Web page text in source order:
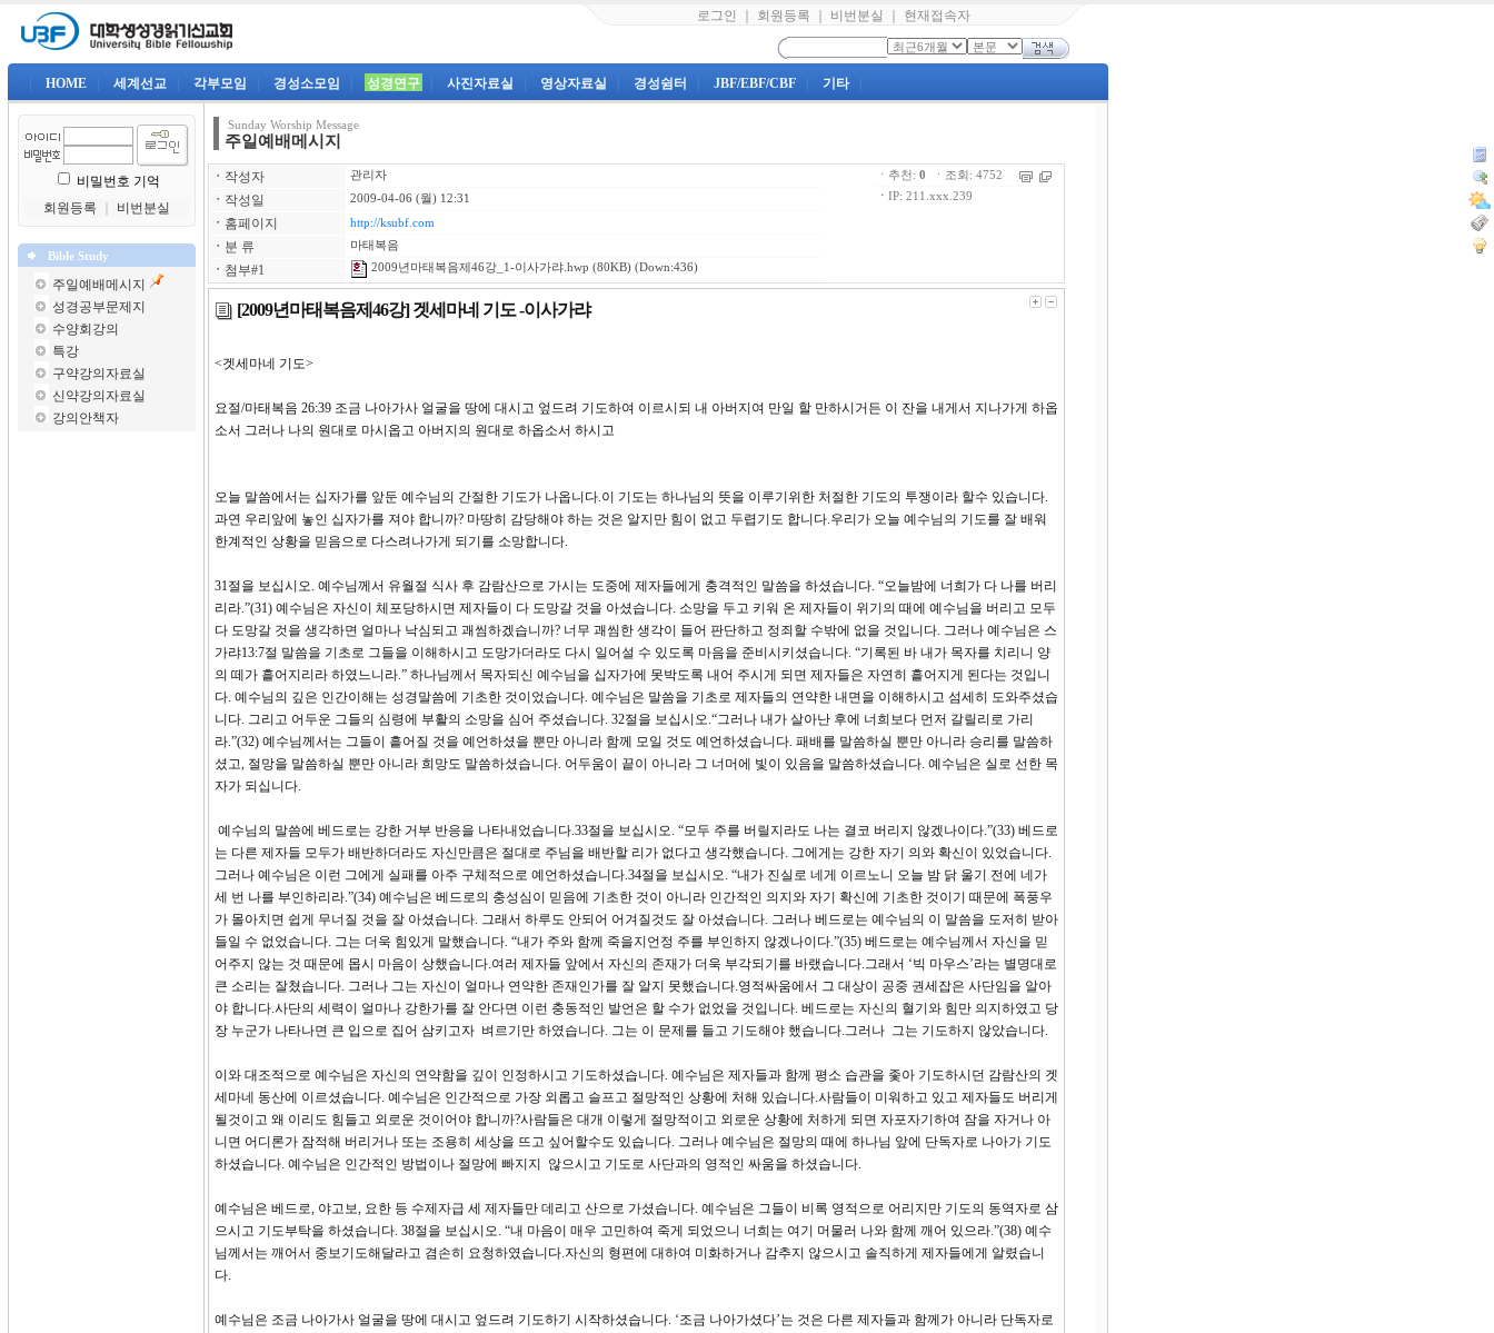
로그인 회원등록 비번분실 현재접속자
HOME 세계선교 각부모임 경성소모임 성경연구 사진자료실 영상자료실 경성쉼터 JBF/EBF/CBF 기타
비밀번호 기억
회원등록
비번분실
Bible Study
주일예배메시지
성경공부문제지
수양회강의
특강
구약강의자료실
신약강의자료실
강의안책자
Sunday Worship Message
주일예배메시지
ㆍ 작성자 관리자
ㆍ 작성일 2009-04-06 (월) 12:31
ㆍ 홈페이지 http://ksubf.com
ㆍ 분 류 마태복음
ㆍ 첨부#1 2009년마태복음제46강_1-이사가랴.hwp (80KB) (Down:436)
ㆍ추천: 0 ㆍ조회: 4752
ㆍ IP: 211.xxx.239
[2009년마태복음제46강] 겟세마네 기도 -이사가랴
<겟세마네 기도>
요절/마태복음 26:39 조금 나아가사 얼굴을 땅에 대시고 엎드려 기도하여 이르시되 내 아버지여 만일 할 만하시거든 이 잔을 내게서 지나가게 하옵
소서 그러나 나의 원대로 마시옵고 아버지의 원대로 하옵소서 하시고
오늘 말씀에서는 십자가를 앞둔 예수님의 간절한 기도가 나옵니다.이 기도는 하나님의 뜻을 이루기위한 처절한 기도의 투쟁이라 할수 있습니다.
과연 우리앞에 놓인 십자가를 져야 합니까? 마땅히 감당해야 하는 것은 알지만 힘이 없고 두렵기도 합니다.우리가 오늘 예수님의 기도를 잘 배워
한계적인 상황을 믿음으로 다스려나가게 되기를 소망합니다.
31절을 보십시오. 예수님께서 유월절 식사 후 감람산으로 가시는 도중에 제자들에게 충격적인 말씀을 하셨습니다. “오늘밤에 너희가 다 나를 버리
리라.”(31) 예수님은 자신이 체포당하시면 제자들이 다 도망갈 것을 아셨습니다. 소망을 두고 키워 온 제자들이 위기의 때에 예수님을 버리고 모두
다 도망갈 것을 생각하면 얼마나 낙심되고 괘씸하겠습니까? 너무 괘씸한 생각이 들어 판단하고 정죄할 수밖에 없을 것입니다. 그러나 예수님은 스
가랴13:7절 말씀을 기초로 그들을 이해하시고 도망가더라도 다시 일어설 수 있도록 마음을 준비시키셨습니다. “기록된 바 내가 목자를 치리니 양
의 떼가 흩어지리라 하였느니라.” 하나님께서 목자되신 예수님을 십자가에 못박도록 내어 주시게 되면 제자들은 자연히 흩어지게 된다는 것입니
다. 예수님의 깊은 인간이해는 성경말씀에 기초한 것이었습니다. 예수님은 말씀을 기초로 제자들의 연약한 내면을 이해하시고 섬세히 도와주셨습
니다. 그리고 어두운 그들의 심령에 부활의 소망을 심어 주셨습니다. 32절을 보십시오.“그러나 내가 살아난 후에 너희보다 먼저 갈릴리로 가리
라.”(32) 예수님께서는 그들이 흩어질 것을 예언하셨을 뿐만 아니라 함께 모일 것도 예언하셨습니다. 패배를 말씀하실 뿐만 아니라 승리를 말씀하
셨고, 절망을 말씀하실 뿐만 아니라 희망도 말씀하셨습니다. 어두움이 끝이 아니라 그 너머에 빛이 있음을 말씀하셨습니다. 예수님은 실로 선한 목
자가 되십니다.
예수님의 말씀에 베드로는 강한 거부 반응을 나타내었습니다.33절을 보십시오. “모두 주를 버릴지라도 나는 결코 버리지 않겠나이다.”(33) 베드로
는 다른 제자들 모두가 배반하더라도 자신만큼은 절대로 주님을 배반할 리가 없다고 생각했습니다. 그에게는 강한 자기 의와 확신이 있었습니다.
그러나 예수님은 이런 그에게 실패를 아주 구체적으로 예언하셨습니다.34절을 보십시오. “내가 진실로 네게 이르노니 오늘 밤 닭 울기 전에 네가
세 번 나를 부인하리라.”(34) 예수님은 베드로의 충성심이 믿음에 기초한 것이 아니라 인간적인 의지와 자기 확신에 기초한 것이기 때문에 폭풍우
가 몰아치면 쉽게 무너질 것을 잘 아셨습니다. 그래서 하루도 안되어 어겨질것도 잘 아셨습니다. 그러나 베드로는 예수님의 이 말씀을 도저히 받아
들일 수 없었습니다. 그는 더욱 힘있게 말했습니다. “내가 주와 함께 죽을지언정 주를 부인하지 않겠나이다.”(35) 베드로는 예수님께서 자신을 믿
어주지 않는 것 때문에 몹시 마음이 상했습니다.여러 제자들 앞에서 자신의 존재가 더욱 부각되기를 바랬습니다.그래서 ‘빅 마우스’라는 별명대로
큰 소리는 잘쳤습니다. 그러나 그는 자신이 얼마나 연약한 존재인가를 잘 알지 못했습니다.영적싸움에서 그 대상이 공중 권세잡은 사단임을 알아
야 합니다.사단의 세력이 얼마나 강한가를 잘 안다면 이런 충동적인 발언은 할 수가 없었을 것입니다. 베드로는 자신의 혈기와 힘만 의지하였고 당
장 누군가 나타나면 큰 입으로 집어 삼키고자 벼르기만 하였습니다. 그는 이 문제를 들고 기도해야 했습니다.그러나 그는 기도하지 않았습니다.
이와 대조적으로 예수님은 자신의 연약함을 깊이 인정하시고 기도하셨습니다. 예수님은 제자들과 함께 평소 습관을 좇아 기도하시던 감람산의 겟
세마네 동산에 이르셨습니다. 예수님은 인간적으로 가장 외롭고 슬프고 절망적인 상황에 처해 있습니다.사람들이 미워하고 있고 제자들도 버리게
될것이고 왜 이리도 힘들고 외로운 것이어야 합니까?사람들은 대개 이렇게 절망적이고 외로운 상황에 처하게 되면 자포자기하여 잠을 자거나 아
니면 어디론가 잠적해 버리거나 또는 조용히 세상을 뜨고 싶어할수도 있습니다. 그러나 예수님은 절망의 때에 하나님 앞에 단독자로 나아가 기도
하셨습니다. 예수님은 인간적인 방법이나 절망에 빠지지 않으시고 기도로 사단과의 영적인 싸움을 하셨습니다.
예수님은 베드로, 야고보, 요한 등 수제자급 세 제자들만 데리고 산으로 가셨습니다. 예수님은 그들이 비록 영적으로 어리지만 기도의 동역자로 삼
으시고 기도부탁을 하셨습니다. 38절을 보십시오. “내 마음이 매우 고민하여 죽게 되었으니 너희는 여기 머물러 나와 함께 깨어 있으라.”(38) 예수
님께서는 깨어서 중보기도해달라고 겸손히 요청하였습니다.자신의 형편에 대하여 미화하거나 감추지 않으시고 솔직하게 제자들에게 알렸습니
다.
예수님은 조금 나아가사 얼굴을 땅에 대시고 엎드려 기도하기 시작하셨습니다. ‘조금 나아가셨다’는 것은 다른 제자들과 함께가 아니라 단독자로